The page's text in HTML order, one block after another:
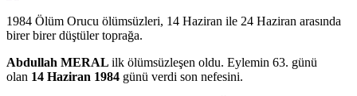
1984 Ölüm Orucu ölümsüzleri, 14 Haziran ile 24 Haziran arasında
birer birer düştüler toprağa.
Abdullah MERAL ilk ölümsüzleşen oldu. Eylemin 63. günü
olan 14 Haziran 1984 günü verdi son nefesini.